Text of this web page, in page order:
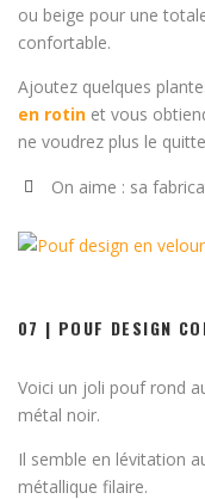
ou beige pour une
confortable.
Ajoutez quelques
en rotin et vous
ne voudrez plus le
On aime : sa
07 | POUF DESIGN
Voici un joli pouf rond
métal noir.
Il semble en lévitation
métallique filaire.